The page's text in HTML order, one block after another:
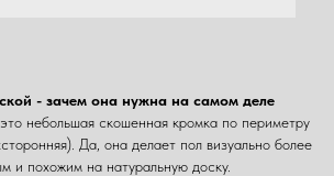
- зачем она нужна на самом деле
небольшая скошенная кромка по периметру
Да, она делает пол визуально более
и похожим на натуральную доску.